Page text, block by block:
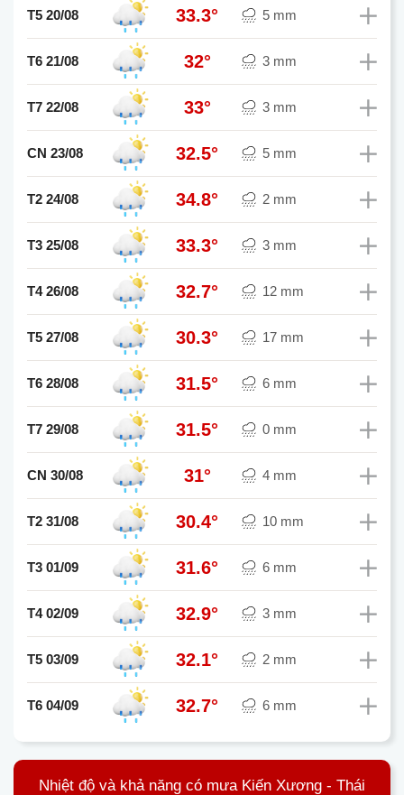
T5 20/08 33.3° 5 mm
T6 21/08 32° 3 mm
T7 22/08 33° 3 mm
CN 23/08 32.5° 5 mm
T2 24/08 34.8° 2 mm
T3 25/08 33.3° 3 mm
T4 26/08 32.7° 12 mm
T5 27/08 30.3° 17 mm
T6 28/08 31.5° 6 mm
T7 29/08 31.5° 0 mm
CN 30/08 31° 4 mm
T2 31/08 30.4° 10 mm
T3 01/09 31.6° 6 mm
T4 02/09 32.9° 3 mm
T5 03/09 32.1° 2 mm
T6 04/09 32.7° 6 mm
Nhiệt độ và khả năng có mưa Kiến Xương - Thái